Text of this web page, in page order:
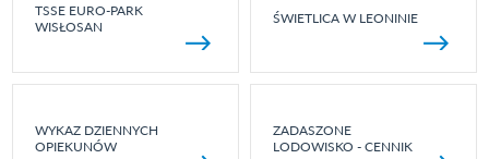
TSSE EURO-PARK
WISŁOSAN
ŚWIETLICA W LEONINIE
WYKAZ DZIENNYCH
OPIEKUNÓW
ZADASZONE
LODOWISKO - CENNIK